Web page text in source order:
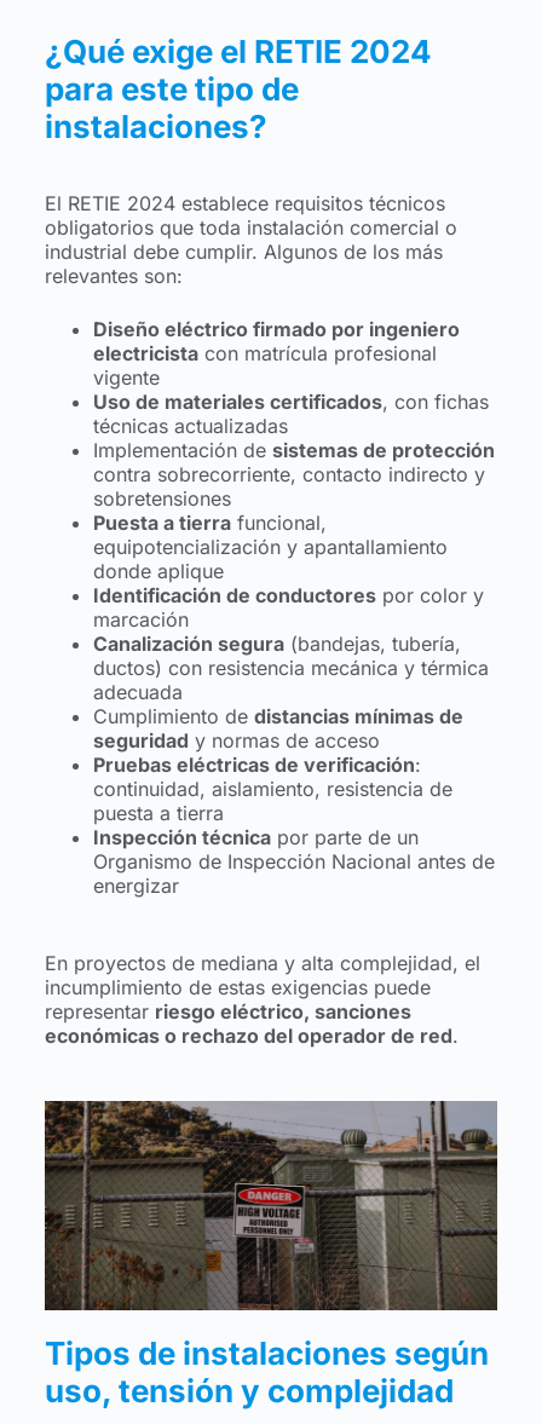
¿Qué exige el RETIE 2024
para este tipo de
instalaciones?
El RETIE 2024 establece requisitos técnicos
obligatorios que toda instalación comercial o
industrial debe cumplir. Algunos de los más
relevantes son:
Diseño eléctrico firmado por ingeniero
electricistacon matrícula profesional
vigente
Uso de materiales certificados, con fichas
técnicas actualizadas
Implementación de sistemas de protección
contra sobrecorriente, contacto indirecto y
sobretensiones
Puesta a tierrafuncional,
equipotencialización y apantallamiento
donde aplique
Identificación de conductorespor color y
marcación
Canalización segura(bandejas, tubería,
ductos) con resistencia mecánica y térmica
adecuada
Cumplimiento de distancias mínimas de
seguridad y normas de acceso
Pruebas eléctricas de verificación:
continuidad, aislamiento, resistencia de
puesta a tierra
Inspección técnicapor parte de un
Organismo de Inspección Nacional antes de
energizar
En proyectos de mediana y alta complejidad, el
incumplimiento de estas exigencias puede
representar riesgo eléctrico, sanciones
económicas o rechazo del operador de red.
Tipos de instalaciones según
uso, tensión y complejidad